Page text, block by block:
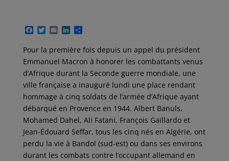
F
c
e
b
o
o
k
T
i
t
t
e
r
E
a
i
l
L
n
k
e
d
I
n
P
r
t
a
g
e
r
Pour la première fois depuis un appel du président
Emmanuel Macron à honorer les combattants venus
d’Afrique durant la Seconde guerre mondiale, une
ville française a inauguré lundi une place rendant
hommage à cinq soldats de l’armée d’Afrique ayant
débarqué en Provence en 1944. Albert Banuls,
Mohamed Dahel, Ali Fatani, François Gaillardo et
Jean-Édouard Seffar, tous les cinq nés en Algérie, ont
perdu la vie à Bandol (sud-est) ou dans ses environs
durant les combats contre l’occupant allemand en